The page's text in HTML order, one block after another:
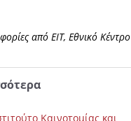
από EIT, Εθνικό Κέντρο
Καινοτομίας και